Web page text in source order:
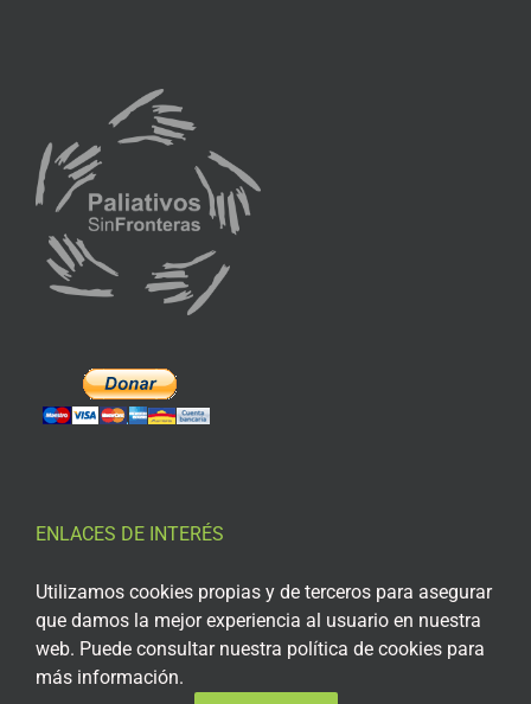
ENLACES DE INTERÉS
Aviso Legal
Política de privacidad
Política de privacidad Redes Sociales
Utilizamos cookies propias y de terceros para asegurar
que damos la mejor experiencia al usuario en nuestra
web. Puede consultar nuestra política de cookies para
más información.